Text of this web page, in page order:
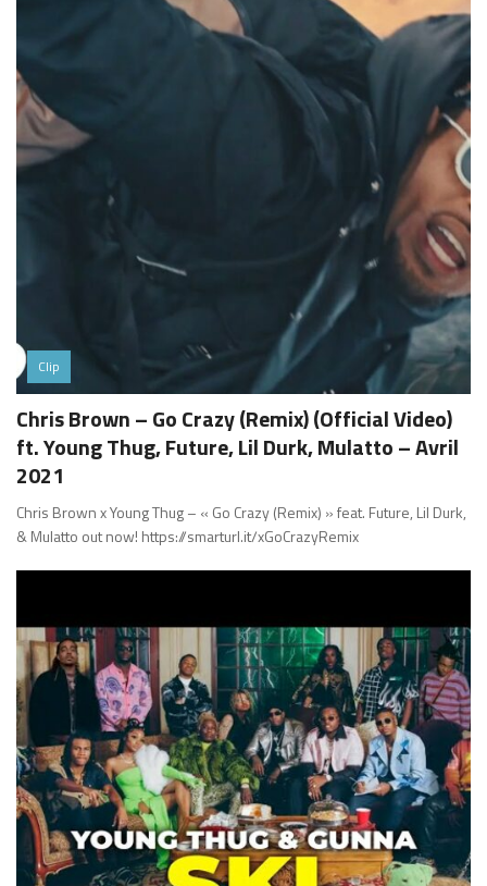
Clip
Chris Brown – Go Crazy (Remix) (Official Video)
ft. Young Thug, Future, Lil Durk, Mulatto – Avril
2021
Chris Brown x Young Thug – « Go Crazy (Remix) » feat. Future, Lil Durk,
& Mulatto out now! https://smarturl.it/xGoCrazyRemix​